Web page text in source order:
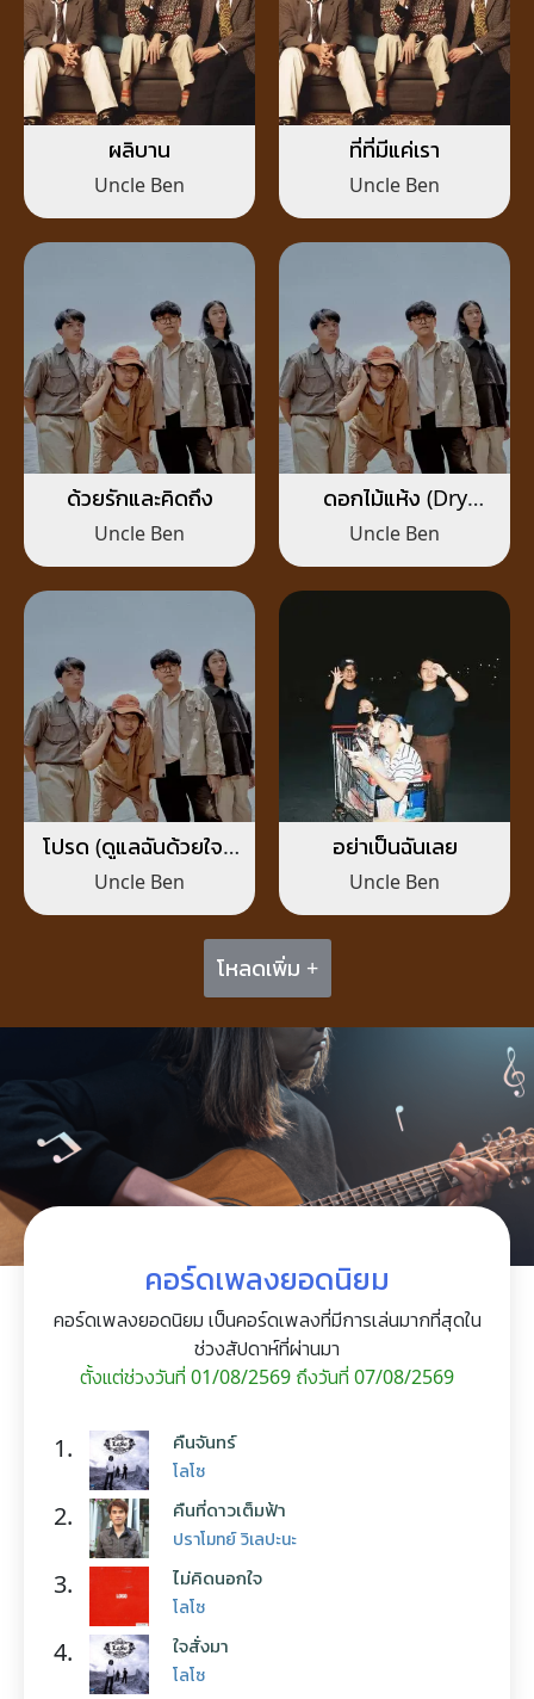
ผลิบาน
Uncle Ben
ที่ที่มีแค่เรา
Uncle Ben
ด้วยรักและคิดถึง
Uncle Ben
ดอกไม้แห้ง (Dry
Flower)
Uncle Ben
โปรด (ดูแลฉันด้วยใจที่
อ่อนโยน)
Uncle Ben
อย่าเป็นฉันเลย
Uncle Ben
โหลดเพิ่ม +
คอร์ดเพลงยอดนิยม
คอร์ดเพลงยอดนิยม เป็นคอร์ดเพลงที่มีการเล่นมากที่สุดใน
ช่วงสัปดาห์ที่ผ่านมา
ตั้งแต่ช่วงวันที่ 01/08/2569 ถึงวันที่ 07/08/2569
1. คืนจันทร์
โลโซ
2. คืนที่ดาวเต็มฟ้า
ปราโมทย์ วิเลปะนะ
3. ไม่คิดนอกใจ
โลโซ
4. ใจสั่งมา
โลโซ